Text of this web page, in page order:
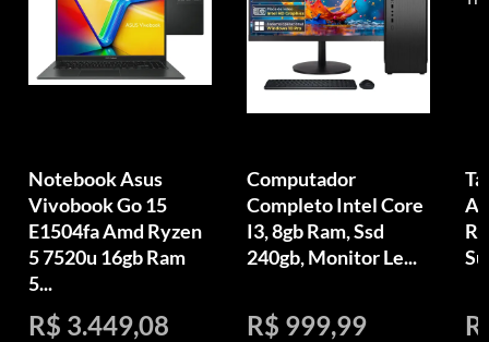
Notebook Asus
Vivobook Go 15
E1504fa Amd Ryzen
5 7520u 16gb Ram
5...
R$ 3.449,08
Computador
Completo Intel Core
I3, 8gb Ram, Ssd
240gb, Monitor Le...
R$ 999,99